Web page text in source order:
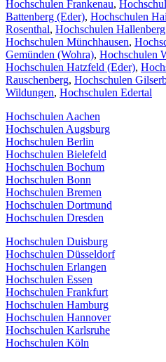
Hochschulen Frankenau,
Battenberg (Eder), Hochschulen
Rosenthal, Hochschulen Hallenberg
Hochschulen Münchhausen,
Gemünden (Wohra), Hochschulen
Hochschulen Hatzfeld (Eder),
Rauschenberg, Hochschulen
Wildungen, Hochschulen Edertal
Hochschulen Aachen
Hochschulen Augsburg
Hochschulen Berlin
Hochschulen Bielefeld
Hochschulen Bochum
Hochschulen Bonn
Hochschulen Bremen
Hochschulen Dortmund
Hochschulen Dresden
Hochschulen Duisburg
Hochschulen Düsseldorf
Hochschulen Erlangen
Hochschulen Essen
Hochschulen Frankfurt
Hochschulen Hamburg
Hochschulen Hannover
Hochschulen Karlsruhe
Hochschulen Köln